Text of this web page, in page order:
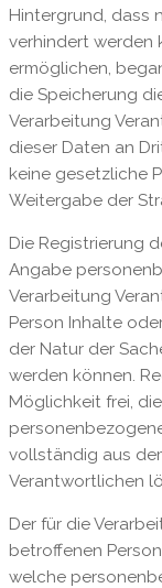
Hintergrund, dass
verhindert werden
ermöglichen,
die Speicherung
Verarbeitung
dieser Daten an
keine gesetzliche
Weitergabe der
Die Registrierung
Angabe
Verarbeitung
Person Inhalte
der Natur der
werden können.
Möglichkeit frei,
vollständig aus
Verantwortlichen
Der für die
betroffenen
welche